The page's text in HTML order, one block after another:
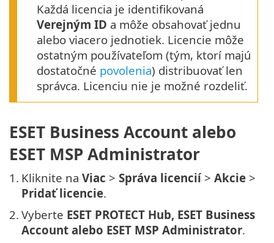
Každá licencia je identifikovaná
Verejným ID a môže obsahovať jednu
alebo viacero jednotiek. Licencie môže
ostatným používateľom (tým, ktorí majú
dostatočné povolenia) distribuovať len
správca. Licenciu nie je možné rozdeliť.
ESET Business Account alebo
ESET MSP Administrator
1. Kliknite na Viac > Správa licencií> Akcie >
Pridať licencie.
2. Vyberte ESET PROTECT Hub, ESET Business
Account alebo ESET MSP Administrator.